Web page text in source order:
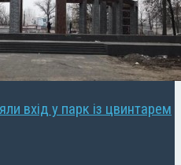
вхід у парк із цвинтарем